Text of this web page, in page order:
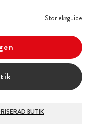
Storleksguide
BUTIK